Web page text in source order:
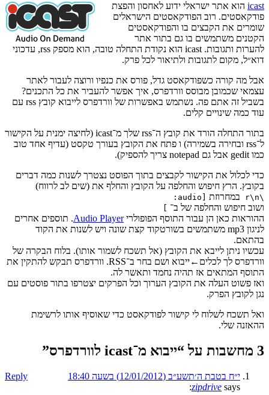
icast הוא אתר ישראלי ידוע לאחסון והפצת
פודקאסטים. רוב הפודקאסטים הישראלים
שומרים את הקבצים בו והפודקאסטים
הקטנים משתמשים בו גם בתור אתר
להערות ותגובות. icast הוא נקודת התחלה טובה, הוא מספק rss, עדכוני
דוא״ל, מקום לתגובות ולתיאור לכל פרק.
אבל מה קורה כשפודקאסט גדל, פורס את כנפיו ורוצה לעבור לאתר
עצמאי שכמובן מבוסס וורדפרס, איך אפשר להעביר את כל התכנים?
בשביל זה אתם פה. נשתמש באפשרות של וורדפרס לייבוא קובץ rss עם
עוד כמה שינויים קלים.
בתור התחלה הורד את קובץ ה־rss שלך מ־icast (לחיצה ימנית על הקישור
ל־rss ובחירה בשמירה) ו פתח את הקובץ בעורך טקסט (עדיף אחד טוב
כמו gedit אבל גם notepad צריך להספיק).
כדי לכלול את הקישור לקבצים בתוך הפוסט נצטרך לשנות כמה דברים
בקובץ. הרץ חיפוש והחלפה על הקובץ והחלף את (שים לב לרווח)
\r\n במחרוזת
ושוב חיפוש והחלפה של ב־
ההוראות כאן הן עבור התוסף הפופולריAudio Player. תוספים אחרים
לניגון mp3 משתמשים בשורטקוד קצת שונה ויש לשנות את הקוד
בהתאם.
עכשיו ניתן לייבא את הקובץ (אל תשכח לשמור אותו). בלוח הבקרה של
וורדפרס לך לכלים←ייבוא ושם בחר ב־RSS. וורדפרס תבקש להתקין את
התוסף המתאים אז תהיה נחמד ותאשר לה.
ואז פשוט העלה את הקובץ הערוך וכל הפרקים יצטרפו בתור פוסטים עם
נגן לקובץ הפרק.
ואל תשכח לשלוח לי קישור לפודקאסט כדי שאוסיף אותו לרשימת
ההאזנה שלי.
3 מחשבות על “ ייבוא מ־icast לוורדפרס ”
י״ח בטבת ה׳תשע״ב (12/01/2012) בשעה 18:40
Reply
zipdrive says: